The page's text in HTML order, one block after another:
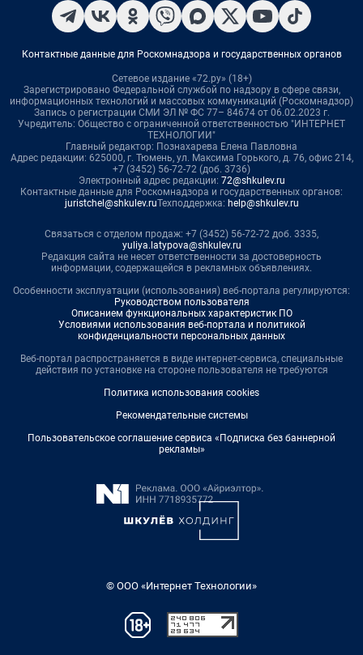
Контактные данные для Роскомнадзора и государственных органов
Сетевое издание «72.ру» (18+)
Зарегистрировано Федеральной службой по надзору в сфере связи,
информационных технологий и массовых коммуникаций (Роскомнадзор)
Запись о регистрации СМИ ЭЛ № ФС 77– 84674 от 06.02.2023 г.
Учредитель: Общество с ограниченной ответственностью "ИНТЕРНЕТ
ТЕХНОЛОГИИ"
Главный редактор: Познахарева Елена Павловна
Адрес редакции: 625000, г. Тюмень, ул. Максима Горького, д. 76, офис 214,
+7 (3452) 56-72-72 (доб. 3736)
Электронный адрес редакции: 72@shkulev.ru
Контактные данные для Роскомнадзора и государственных органов:
juristchel@shkulev.ruТехподдержка: help@shkulev.ru
Связаться с отделом продаж: +7 (3452) 56-72-72 доб. 3335,
yuliya.latypova@shkulev.ru
Редакция сайта не несет ответственности за достоверность
информации, содержащейся в рекламных объявлениях.
Особенности эксплуатации (использования) веб-портала регулируются:
Руководством пользователя
Описанием функциональных характеристик ПО
Условиями использования веб-портала и политикой
конфиденциальности персональных данных
Веб-портал распространяется в виде интернет-сервиса, специальные
действия по установке на стороне пользователя не требуются
Политика использования cookies
Рекомендательные системы
Пользовательское соглашение сервиса «Подписка без баннерной
рекламы»
© ООО «Интернет Технологии»